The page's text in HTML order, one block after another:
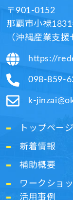
〒901-0152
那覇市小禄1831
（沖縄産業支援
https://
098-859-
k-
トップページ
新着情報
補助概要
ワークショ
活用事例